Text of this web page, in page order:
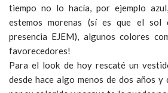
tiempo no lo hacía, por ejemplo
estemos morenas (sí es que el sol
presencia EJEM), algunos colores
favorecedores!
Para el look de hoy rescaté un
desde hace algo menos de dos años